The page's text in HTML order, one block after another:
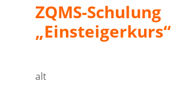
ZQMS-Schulung
„Einsteigerkurs“
alt